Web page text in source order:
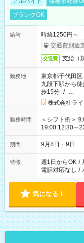
ブランクOK
給与
時給1250円～
交通費別途
交通費 支給（
勤務地
東京都千代田区
九段下駅から
歩15分 / …
株式会社ラ
勤務時間
＜シフト例＞
19:00 12:30～22:00 上記の時間から好きな時間
時間は変更と
期間 9月8日・9日
特徴 週1日からOK /
電話対応なし /
気になる！